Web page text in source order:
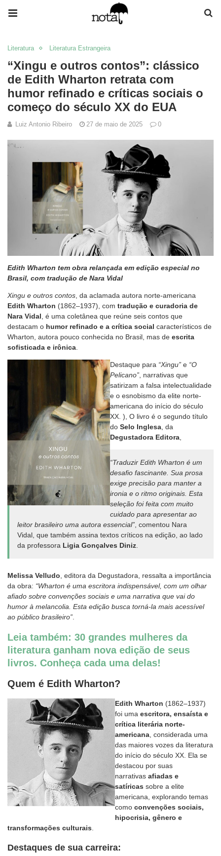
Literatura Literatura Estrangeira
“Xingu e outros contos”: clássico
de Edith Wharton retrata com
humor refinado e críticas sociais o
começo do século XX do EUA
Luiz Antonio Ribeiro 27 de maio de 2025 0
Edith Wharton tem obra relançada em edição especial no
Brasil, com tradução de Nara Vidal
Xingu e outros contos , da aclamada autora norte-americana
Edith Wharton (1862–1937), com tradução e curadoria de
Nara Vidal , é uma coletânea que reúne seis contos que
destacam o humor refinado e a crítica social característicos de
Wharton, autora pouco conhecida no Brasil, mas de escrita
sofisticada e irônica
Destaque para “Xingu” e “O
Pelicano” , narrativas que
satirizam a falsa intelectualidade
e o esnobismo da elite norte-
americana do início do século
XX. ), O livro é o segundo título
do Selo Inglesa , da
Degustadora Editora
“Traduzir Edith Wharton é um
desafio fascinante. Sua prosa
exige precisão para manter a
ironia e o ritmo originais. Esta
seleção foi feita com muito
cuidado para apresentar ao
leitor brasileiro uma autora essencial” , comentou Nara
Vidal, que também assina textos críticos na edição, ao lado
da professora Ligia Gonçalves Diniz
Melissa Velludo , editora da Degustadora, ressalta a importância
da obra: “Wharton é uma escritora indispensável, com um olhar
afiado sobre convenções sociais e uma narrativa que vai do
humor à melancolia. Esta edição busca torná-la mais acessível
ao público brasileiro”
Leia também: 30 grandes mulheres da
literatura ganham nova edição de seus
livros. Conheça cada uma delas!
Quem é Edith Wharton?
Edith Wharton (1862–1937)
foi uma escritora, ensaísta e
crítica literária norte-
americana , considerada uma
das maiores vozes da literatura
do início do século XX. Ela se
destacou por suas
narrativas afiadas e
satíricas sobre a elite
americana, explorando temas
como convenções sociais,
hipocrisia, gênero e
transformações culturais
Destaques de sua carreira: